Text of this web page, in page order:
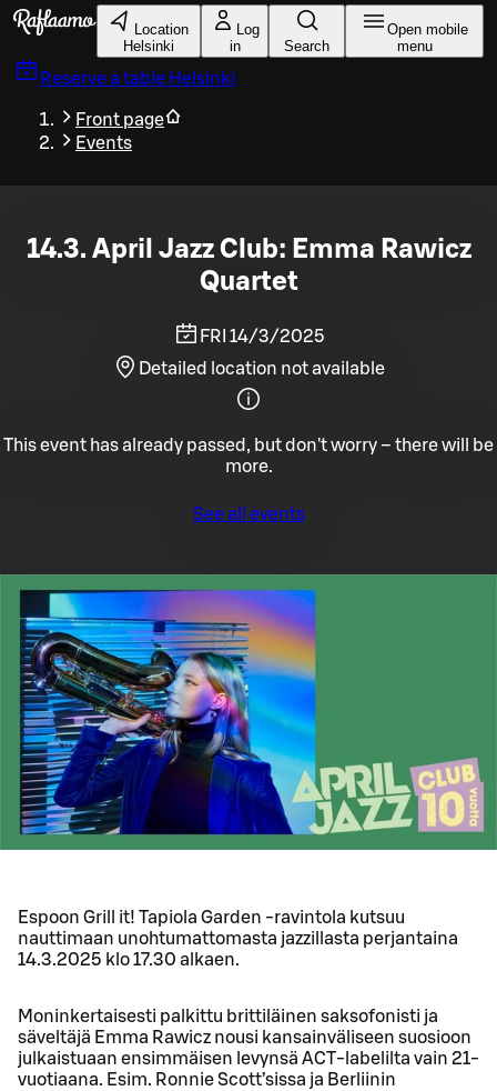
Skip to main content
Location
Helsinki
Log
in
Search
Open mobile
menu
Reserve a table Helsinki
Front page
Events
14.3. April Jazz Club: Emma Rawicz
Quartet
FRI 14/3/2025
Detailed location not available
This event has already passed, but don't worry – there will be
more.
See all events
Espoon Grill it! Tapiola Garden -ravintola kutsuu
nauttimaan unohtumattomasta jazzillasta perjantaina
14.3.2025 klo 17.30 alkaen.
Moninkertaisesti palkittu brittiläinen saksofonisti ja
säveltäjä Emma Rawicz nousi kansainväliseen suosioon
julkaistuaan ensimmäisen levynsä ACT-labelilta vain 21-
vuotiaana. Esim. Ronnie Scott’sissa ja Berliinin